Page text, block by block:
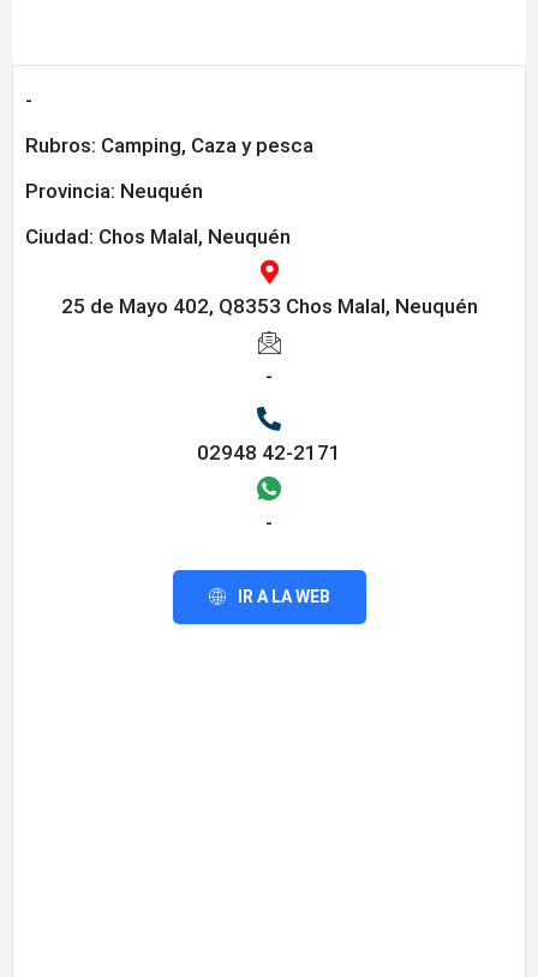
-
Rubros: Camping, Caza y pesca
Provincia: Neuquén
Ciudad: Chos Malal, Neuquén
25 de Mayo 402, Q8353 Chos Malal, Neuquén
-
02948 42-2171
-
IR A LA WEB